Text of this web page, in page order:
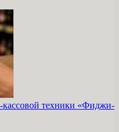
кассовой техники «Фиджи-